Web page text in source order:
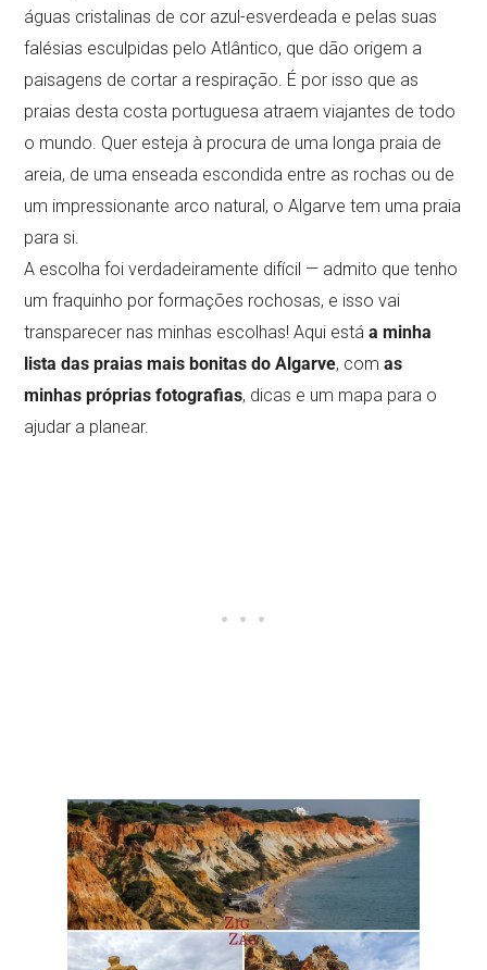
águas cristalinas de cor azul-esverdeada e pelas suas
falésias esculpidas pelo Atlântico, que dão origem a
paisagens de cortar a respiração. É por isso que as
praias desta costa portuguesa atraem viajantes de todo
o mundo. Quer esteja à procura de uma longa praia de
areia, de uma enseada escondida entre as rochas ou de
um impressionante arco natural, o Algarve tem uma praia
para si.
A escolha foi verdadeiramente difícil — admito que tenho
um fraquinho por formações rochosas, e isso vai
transparecer nas minhas escolhas! Aqui estáa minha
lista das praias mais bonitas do Algarve, comas
minhas próprias fotografias, dicas e um mapa para o
ajudar a planear.